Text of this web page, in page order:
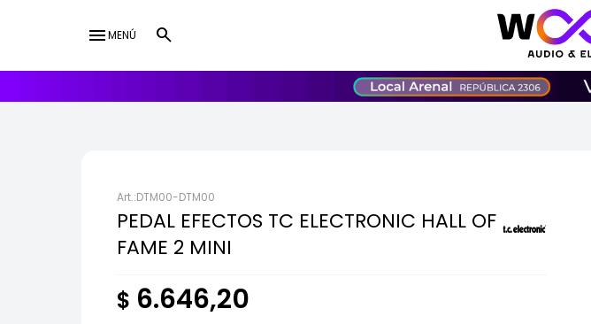
menuMENÚ
DTM00-DTM00
PEDAL EFECTOS TC ELECTRONIC HALL OF
FAME 2 MINI
$ 6.646,20